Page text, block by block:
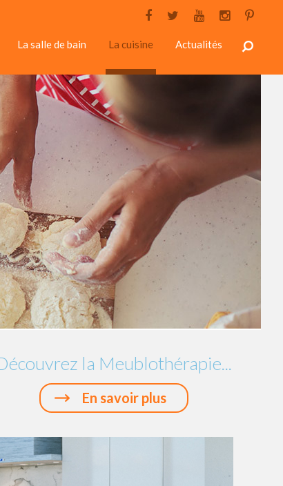
La salle de bain La cuisine Actualités
la Meublothérapie...
En savoir plus